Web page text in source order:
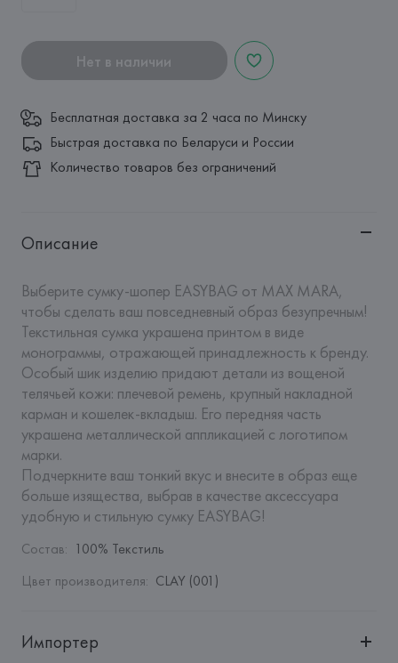
Нет в наличии
Бесплатная доставка за 2 часа по Минску
Быстрая доставка по Беларуси и России
Количество товаров без ограничений
Описание
Выберите сумку-шопер EASYBAG от MAX MARA,
чтобы сделать ваш повседневный образ безупречным!
Текстильная сумка украшена принтом в виде
монограммы, отражающей принадлежность к бренду.
Особый шик изделию придают детали из вощеной
телячьей кожи: плечевой ремень, крупный накладной
карман и кошелек-вкладыш. Его передняя часть
украшена металлической аппликацией с логотипом
марки.
Подчеркните ваш тонкий вкус и внесите в образ еще
больше изящества, выбрав в качестве аксессуара
удобную и стильную сумку EASYBAG!
Состав: 100% Текстиль
Цвет производителя: CLAY (001)
Импортер